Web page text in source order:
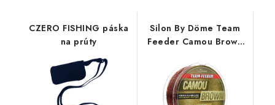
CZERO FISHING páska
na prúty
Silon By Döme Team
Feeder Camou Brown